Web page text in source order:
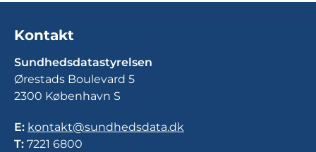
Kontakt
Sundhedsdatastyrelsen
Ørestads Boulevard 5
2300 København S
E: kontakt@sundhedsdata.dk
T: 7221 6800